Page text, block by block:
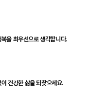
을 최우선으로 생각합니다.
건강한 삶을 되찾으세요.